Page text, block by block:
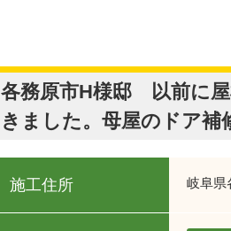
各務原市H様邸 以前に
きました。母屋のドア補
施工住所 岐阜県